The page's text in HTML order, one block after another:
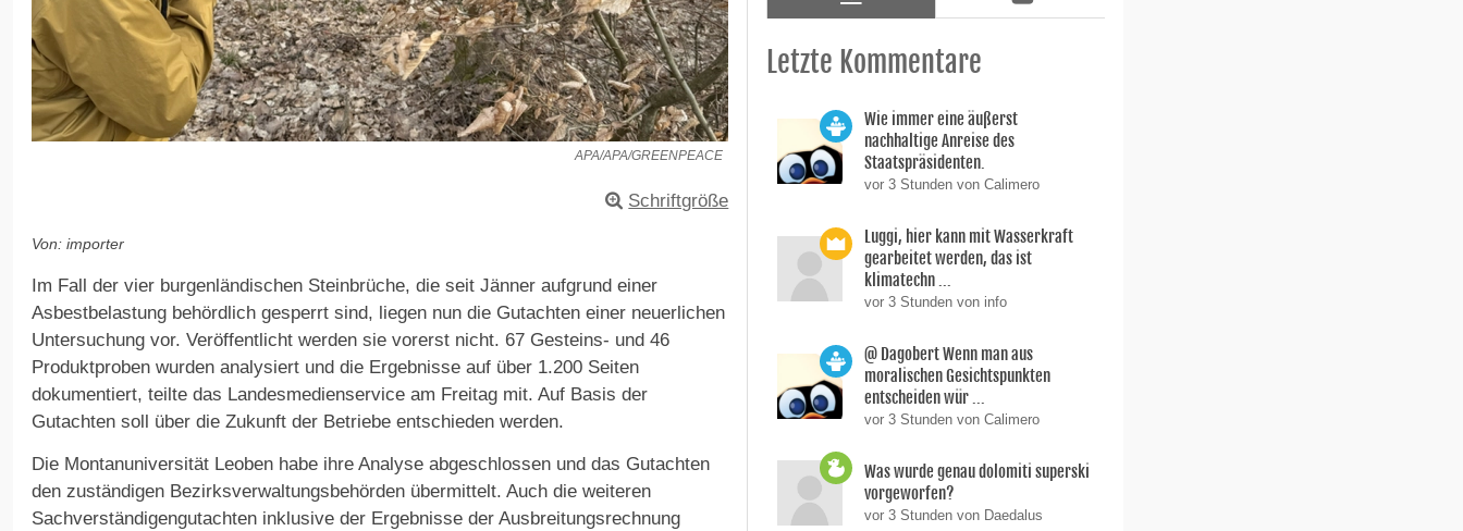
APA/APA/GREENPEACE
Schriftgröße
Von: importer
Im Fall der vier burgenländischen Steinbrüche, die seit Jänner aufgrund einer
Asbestbelastung behördlich gesperrt sind, liegen nun die Gutachten einer neuerlichen
Untersuchung vor. Veröffentlicht werden sie vorerst nicht. 67 Gesteins- und 46
Produktproben wurden analysiert und die Ergebnisse auf über 1.200 Seiten
dokumentiert, teilte das Landesmedienservice am Freitag mit. Auf Basis der
Gutachten soll über die Zukunft der Betriebe entschieden werden.
Die Montanuniversität Leoben habe ihre Analyse abgeschlossen und das Gutachten
den zuständigen Bezirksverwaltungsbehörden übermittelt. Auch die weiteren
Sachverständigengutachten inklusive der Ergebnisse der Ausbreitungsrechnung
Letzte Kommentare
Wie immer eine äußerst
nachhaltige Anreise des
Staatspräsidenten.
vor 3 Stunden von Calimero
Luggi, hier kann mit Wasserkraft
gearbeitet werden, das ist
klimatechn ...
vor 3 Stunden von info
@ Dagobert Wenn man aus
moralischen Gesichtspunkten
entscheiden wür ...
vor 3 Stunden von Calimero
Was wurde genau dolomiti superski
vorgeworfen?
vor 3 Stunden von Daedalus